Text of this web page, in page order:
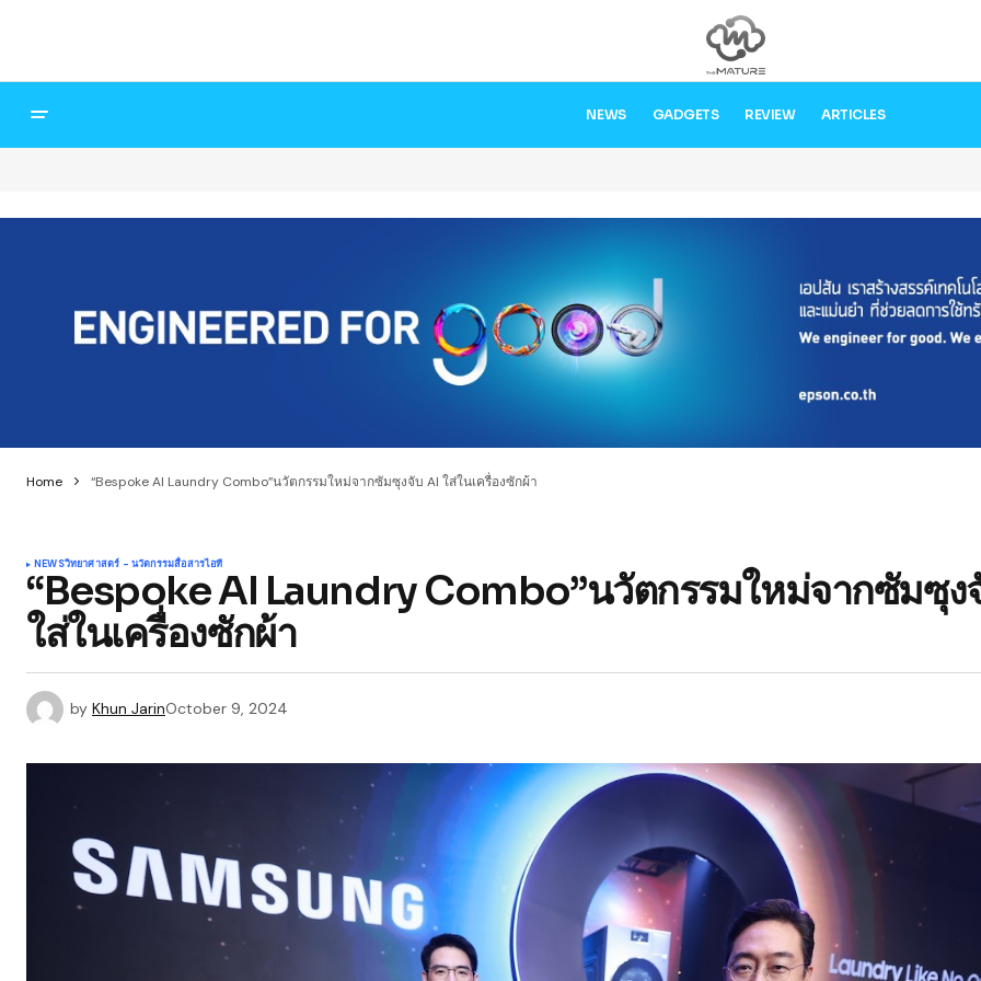
NEWS GADGETS REVIEW ARTICLES
Home “Bespoke AI Laundry Combo”นวัตกรรมใหม่จากซัมซุงจับ AI ใส่ในเครื่องซักผ้า
NEWSวิทยาศาสตร์ - นวัตกรรมสื่อสารไอที
“Bespoke AI Laundry Combo”นวัตกรรมใหม่จากซัมซุง
ใส่ในเครื่องซักผ้า
by Khun JarinOctober 9, 2024